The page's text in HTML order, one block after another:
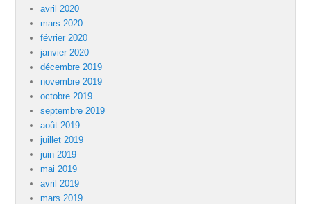
avril 2020
mars 2020
février 2020
janvier 2020
décembre 2019
novembre 2019
octobre 2019
septembre 2019
août 2019
juillet 2019
juin 2019
mai 2019
avril 2019
mars 2019